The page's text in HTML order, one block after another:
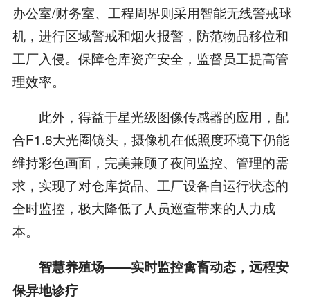
办公室/财务室、工程周界则采用智能无线警戒球
机，进行区域警戒和烟火报警，防范物品移位和
工厂入侵。保障仓库资产安全，监督员工提高管
理效率。
此外，得益于星光级图像传感器的应用，配
合F1.6大光圈镜头，摄像机在低照度环境下仍能
维持彩色画面，完美兼顾了夜间监控、管理的需
求，实现了对仓库货品、工厂设备自运行状态的
全时监控，极大降低了人员巡查带来的人力成
本。
智慧养殖场——实时监控禽畜动态，远程安
保异地诊疗